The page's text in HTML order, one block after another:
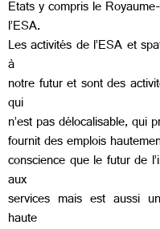
Etats y compris le
l’ESA.
Les activités de l’ESA et
à
notre futur et sont des
qui
n’est pas délocalisable, qui
fournit des emplois
conscience que le futur de
aux
services mais est aussi
haute